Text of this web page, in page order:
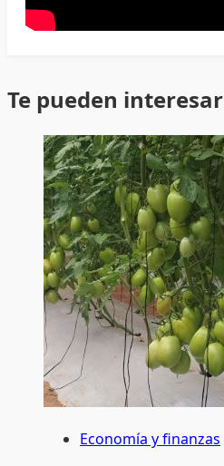
Te pueden interesar
Economía y finanzas